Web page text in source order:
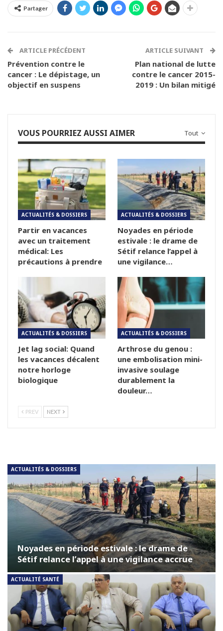
Partager
ARTICLE PRÉCÉDENT
Prévention contre le
cancer : Le dépistage, un
objectif en suspens
ARTICLE SUIVANT
Plan national de lutte
contre le cancer 2015-
2019 : Un bilan mitigé
Tout
VOUS POURRIEZ AUSSI AIMER
ACTUALITÉS & DOSSIERS
Partir en vacances
avec un traitement
médical: Les
précautions à prendre
ACTUALITÉS & DOSSIERS
Noyades en période
estivale : le drame de
Sétif relance l’appel à
une vigilance…
ACTUALITÉS & DOSSIERS
Jet lag social: Quand
les vacances décalent
notre horloge
biologique
ACTUALITÉS & DOSSIERS
Arthrose du genou :
une embolisation mini-
invasive soulage
durablement la
douleur…
PREV NEXT
ACTUALITÉS & DOSSIERS
Noyades en période estivale : le drame de
Sétif relance l’appel à une vigilance accrue
ACTUALITÉ SANTÉ